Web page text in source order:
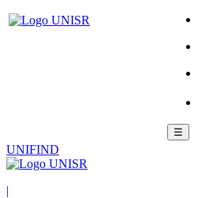
☰
UNIFIND
|